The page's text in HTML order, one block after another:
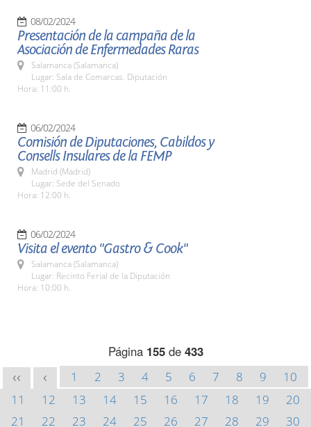
08/02/2024
Presentación de la campaña de la
Asociación de Enfermedades Raras
Salamanca (Salamanca)
Lugar: Sala de Comarcas. Diputación
Hora: 11:00 h.
06/02/2024
Comisión de Diputaciones, Cabildos y
Consells Insulares de la FEMP
Madrid (Madrid)
Lugar: Sede del Senado
Hora: 12:00 h.
06/02/2024
Visita el evento "Gastro & Cook"
Salamanca (Salamanca)
Lugar: Recinto Ferial de la Diputación
Hora: 10:00 h.
Página 155de 433
<< < 1 2 3 4 5 6 7 8 9
10
11
12 13 14 15 16 17 18 19
20
21
22 23 24 25 26 27 28 29
30